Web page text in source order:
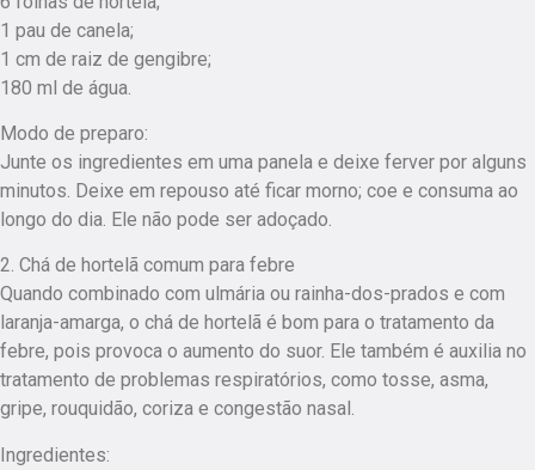
1 pau de canela;
1 cm de raiz de gengibre;
180 ml de água.
Modo de preparo:
Junte os ingredientes em uma panela e deixe ferver por alguns
minutos. Deixe em repouso até ficar morno; coe e consuma ao
longo do dia. Ele não pode ser adoçado.
2. Chá de hortelã comum para febre
Quando combinado com ulmária ou rainha-dos-prados e com
laranja-amarga, o chá de hortelã é bom para o tratamento da
febre, pois provoca o aumento do suor. Ele também é auxilia no
tratamento de problemas respiratórios, como tosse, asma,
gripe, rouquidão, coriza e congestão nasal.
Ingredientes: